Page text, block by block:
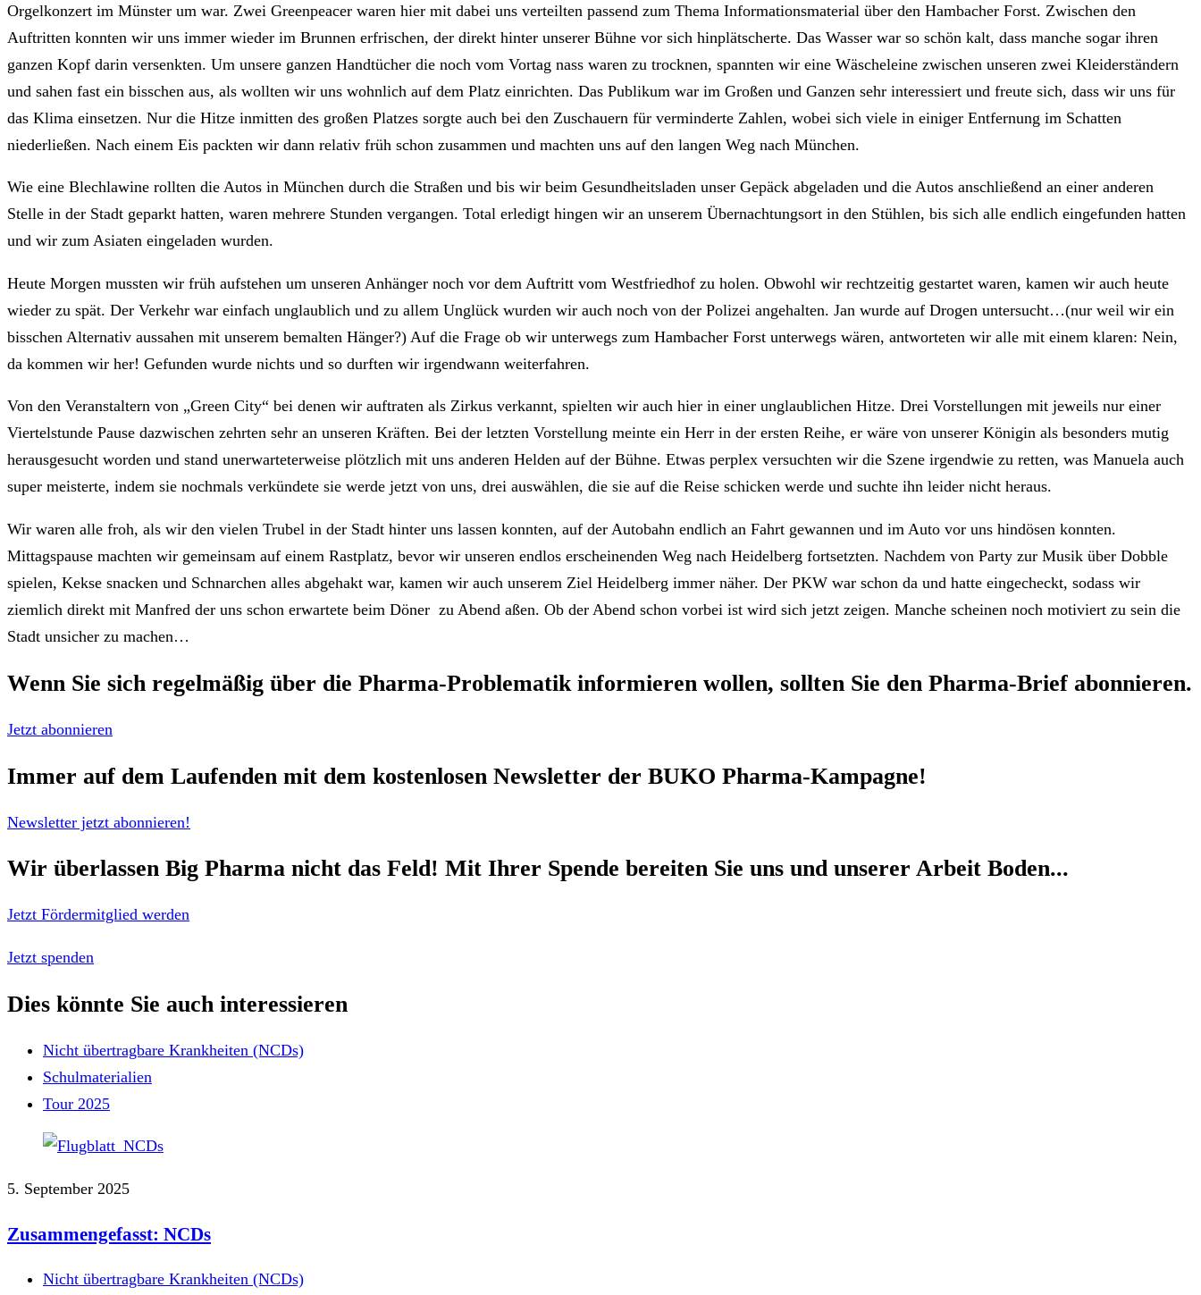
Orgelkonzert im Münster um war. Zwei Greenpeacer waren hier mit dabei uns verteilten passend zum Thema Informationsmaterial über den Hambacher Forst. Zwischen den
Auftritten konnten wir uns immer wieder im Brunnen erfrischen, der direkt hinter unserer Bühne vor sich hinplätscherte. Das Wasser war so schön kalt, dass manche sogar ihren
ganzen Kopf darin versenkten. Um unsere ganzen Handtücher die noch vom Vortag nass waren zu trocknen, spannten wir eine Wäscheleine zwischen unseren zwei Kleiderständern
und sahen fast ein bisschen aus, als wollten wir uns wohnlich auf dem Platz einrichten. Das Publikum war im Großen und Ganzen sehr interessiert und freute sich, dass wir uns für
das Klima einsetzen. Nur die Hitze inmitten des großen Platzes sorgte auch bei den Zuschauern für verminderte Zahlen, wobei sich viele in einiger Entfernung im Schatten
niederließen. Nach einem Eis packten wir dann relativ früh schon zusammen und machten uns auf den langen Weg nach München.
Wie eine Blechlawine rollten die Autos in München durch die Straßen und bis wir beim Gesundheitsladen unser Gepäck abgeladen und die Autos anschließend an einer anderen
Stelle in der Stadt geparkt hatten, waren mehrere Stunden vergangen. Total erledigt hingen wir an unserem Übernachtungsort in den Stühlen, bis sich alle endlich eingefunden hatten
und wir zum Asiaten eingeladen wurden.
Heute Morgen mussten wir früh aufstehen um unseren Anhänger noch vor dem Auftritt vom Westfriedhof zu holen. Obwohl wir rechtzeitig gestartet waren, kamen wir auch heute
wieder zu spät. Der Verkehr war einfach unglaublich und zu allem Unglück wurden wir auch noch von der Polizei angehalten. Jan wurde auf Drogen untersucht…(nur weil wir ein
bisschen Alternativ aussahen mit unserem bemalten Hänger?) Auf die Frage ob wir unterwegs zum Hambacher Forst unterwegs wären, antworteten wir alle mit einem klaren: Nein,
da kommen wir her! Gefunden wurde nichts und so durften wir irgendwann weiterfahren.
Von den Veranstaltern von „Green City“ bei denen wir auftraten als Zirkus verkannt, spielten wir auch hier in einer unglaublichen Hitze. Drei Vorstellungen mit jeweils nur einer
Viertelstunde Pause dazwischen zehrten sehr an unseren Kräften. Bei der letzten Vorstellung meinte ein Herr in der ersten Reihe, er wäre von unserer Königin als besonders mutig
herausgesucht worden und stand unerwarteterweise plötzlich mit uns anderen Helden auf der Bühne. Etwas perplex versuchten wir die Szene irgendwie zu retten, was Manuela auch
super meisterte, indem sie nochmals verkündete sie werde jetzt von uns, drei auswählen, die sie auf die Reise schicken werde und suchte ihn leider nicht heraus.
Wir waren alle froh, als wir den vielen Trubel in der Stadt hinter uns lassen konnten, auf der Autobahn endlich an Fahrt gewannen und im Auto vor uns hindösen konnten.
Mittagspause machten wir gemeinsam auf einem Rastplatz, bevor wir unseren endlos erscheinenden Weg nach Heidelberg fortsetzten. Nachdem von Party zur Musik über Dobble
spielen, Kekse snacken und Schnarchen alles abgehakt war, kamen wir auch unserem Ziel Heidelberg immer näher. Der PKW war schon da und hatte eingecheckt, sodass wir
ziemlich direkt mit Manfred der uns schon erwartete beim Döner zu Abend aßen. Ob der Abend schon vorbei ist wird sich jetzt zeigen. Manche scheinen noch motiviert zu sein die
Stadt unsicher zu machen…
Wenn Sie sich regelmäßig über die Pharma-Problematik informieren wollen, sollten Sie den Pharma-Brief abonnieren.
Jetzt abonnieren
Immer auf dem Laufenden mit dem kostenlosen Newsletter der BUKO Pharma-Kampagne!
Newsletter jetzt abonnieren!
Wir überlassen Big Pharma nicht das Feld! Mit Ihrer Spende bereiten Sie uns und unserer Arbeit Boden...
Jetzt Fördermitglied werden
Jetzt spenden
Dies könnte Sie auch interessieren
Nicht übertragbare Krankheiten (NCDs)
Schulmaterialien
Tour 2025
5. September 2025
Zusammengefasst: NCDs
Nicht übertragbare Krankheiten (NCDs)